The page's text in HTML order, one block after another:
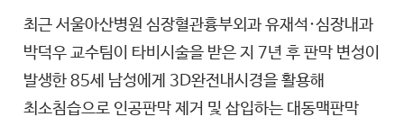
최근 서울아산병원 심장혈관흉부외과 유재석·심장내과
박덕우 교수팀이 타비시술을 받은 지 7년 후 판막 변성이
발생한 85세 남성에게 3D완전내시경을 활용해
최소침습으로 인공판막 제거 및 삽입하는 대동맥판막